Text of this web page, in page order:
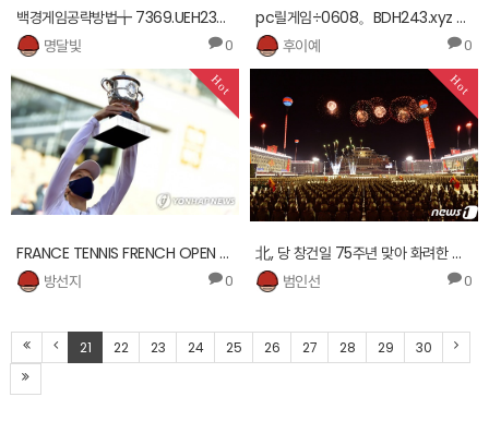
백경게임공략방법╈ 7369.UEH233.xyz ㎥스포원파크 ㎰
명달빛
0
pc릴게임÷0608。BDH243.xyz ∇손오공 온라인바다야기아시아권카지노 ●
후이예
0
Hot
FRANCE TENNIS FRENCH OPEN 2020 GRAND SLAM
방선지
0
Hot
北, 당 창건일 75주년 맞아 화려한 열병식 개최
범인선
0
21 22 23 24 25 26 27 28 29 30